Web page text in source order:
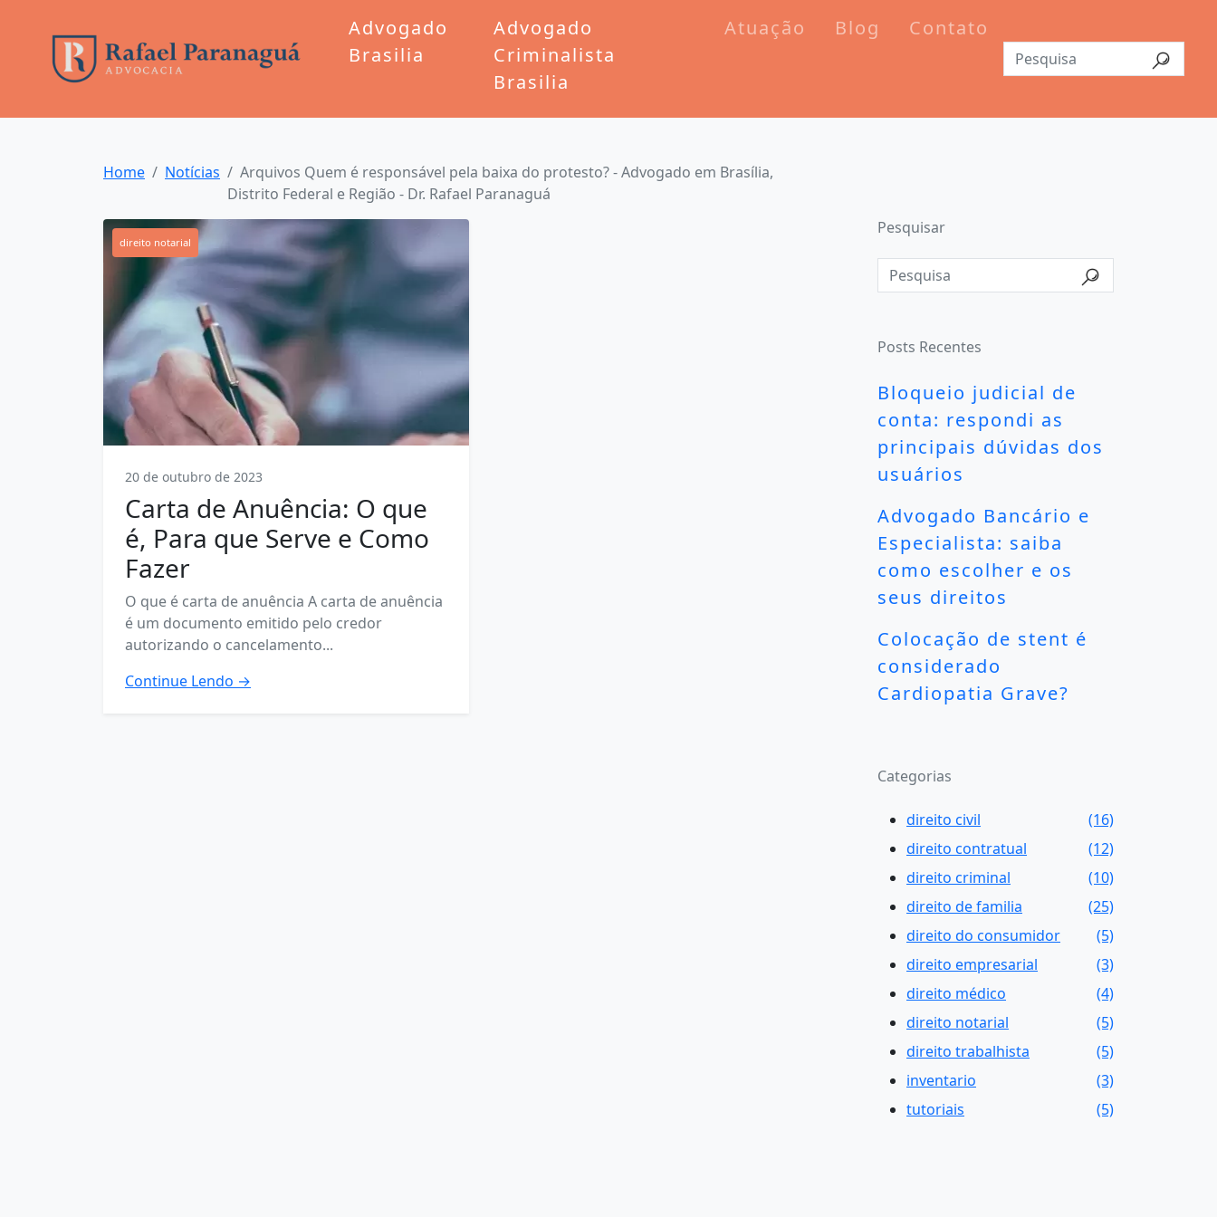
Advogado
Brasilia
Advogado
Criminalista
Brasilia
Atuação Blog Contato
Home Notícias
Arquivos Quem é responsável pela baixa do protesto? - Advogado em Brasília,
Distrito Federal e Região - Dr. Rafael Paranaguá
direito notarial
20 de outubro de 2023
Carta de Anuência: O que
é, Para que Serve e Como
Fazer
O que é carta de anuência A carta de anuência
é um documento emitido pelo credor
autorizando o cancelamento...
Continue Lendo →
Pesquisar
Posts Recentes
Bloqueio judicial de
conta: respondi as
principais dúvidas dos
usuários
Advogado Bancário e
Especialista: saiba
como escolher e os
seus direitos
Colocação de stent é
considerado
Cardiopatia Grave?
Categorias
direito civil
(16)
direito contratual
(12)
direito criminal
(10)
direito de familia
(25)
direito do consumidor
(5)
direito empresarial
(3)
direito médico
(4)
direito notarial
(5)
direito trabalhista
(5)
inventario
(3)
tutoriais
(5)